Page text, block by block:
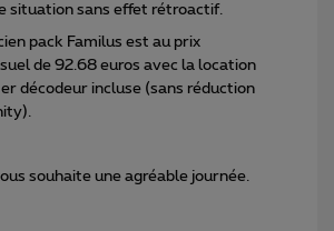
situation sans effet rétroactif.
pack Familus est au prix
de 92.68 euros avec la location
er décodeur incluse (sans réduction
souhaite une agréable journée.